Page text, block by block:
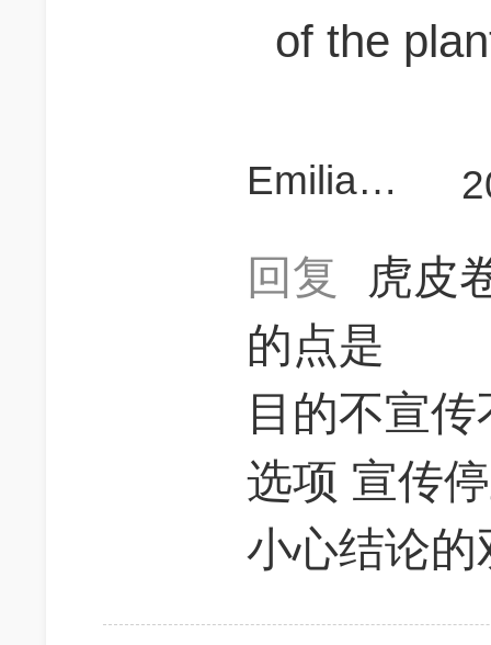
of the
Emiliaaaaaa
回复
虎皮
的点是
目的不宣
选项 宣传
小心结论的